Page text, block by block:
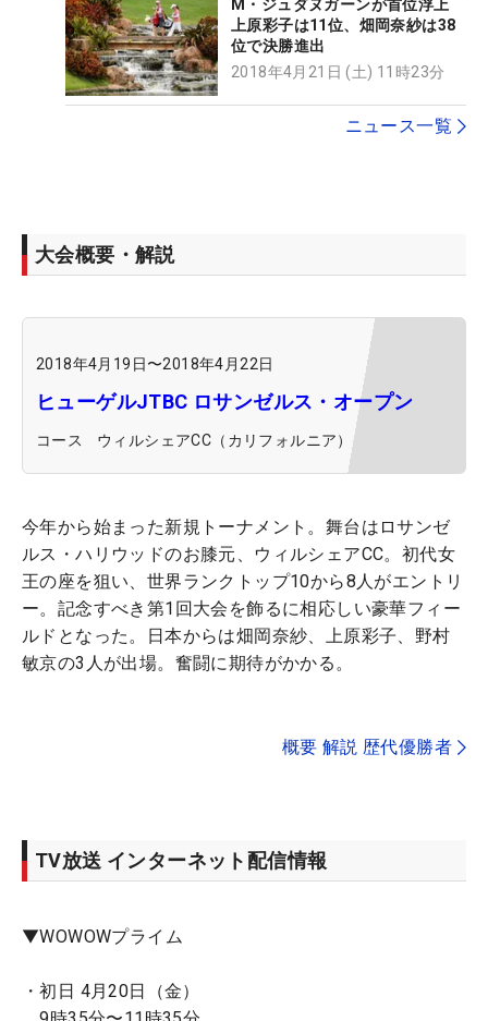
M・ジュダヌガーンが首位浮上
上原彩子は11位、畑岡奈紗は38
位で決勝進出
2018年4月21日 (土) 11時23分
ニュース一覧
大会概要・解説
2018年4月19日〜2018年4月22日
ヒューゲルJTBC ロサンゼルス・オープン
コース ウィルシェアCC（カリフォルニア）
今年から始まった新規トーナメント。舞台はロサンゼ
ルス・ハリウッドのお膝元、ウィルシェアCC。初代女
王の座を狙い、世界ランクトップ10から8人がエントリ
ー。記念すべき第1回大会を飾るに相応しい豪華フィー
ルドとなった。日本からは畑岡奈紗、上原彩子、野村
敏京の3人が出場。奮闘に期待がかかる。
概要 解説 歴代優勝者
TV放送 インターネット配信情報
▼WOWOWプライム
・初日 4月20日（金）